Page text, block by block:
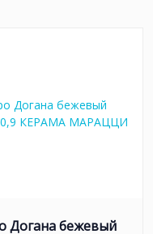
Догана бежевый